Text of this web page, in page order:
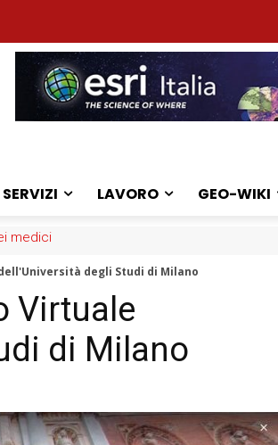
SERVIZI LAVORO GEO-WIKI
mappa
degli Studi di Milano
Virtuale
di Milano